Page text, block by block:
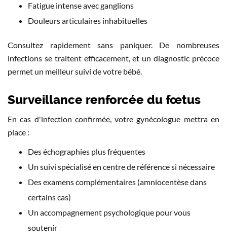
Fatigue intense avec ganglions
Douleurs articulaires inhabituelles
Consultez rapidement sans paniquer. De nombreuses
infections se traitent efficacement, et un diagnostic précoce
permet un meilleur suivi de votre bébé.
Surveillance renforcée du fœtus
En cas d'infection confirmée, votre gynécologue mettra en
place :
Des échographies plus fréquentes
Un suivi spécialisé en centre de référence si nécessaire
Des examens complémentaires (amniocentèse dans
certains cas)
Un accompagnement psychologique pour vous
soutenir